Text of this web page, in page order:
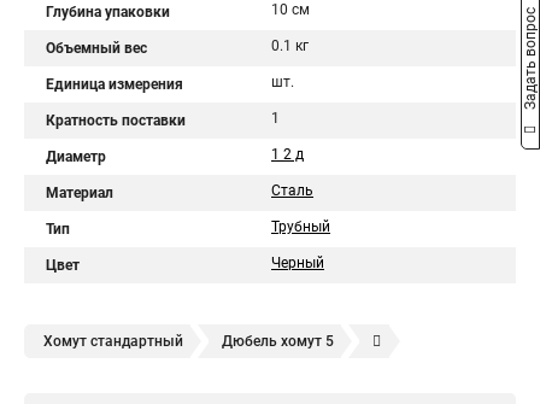
Глубина упаковки 10 см
Объемный вес 0.1 кг
Единица измерения шт.
Кратность поставки 1
Диаметр 1 2 д
Материал Сталь
Тип Трубный
Цвет Черный
Хомут стандартный Дюбель хомут 5
Задать вопрос